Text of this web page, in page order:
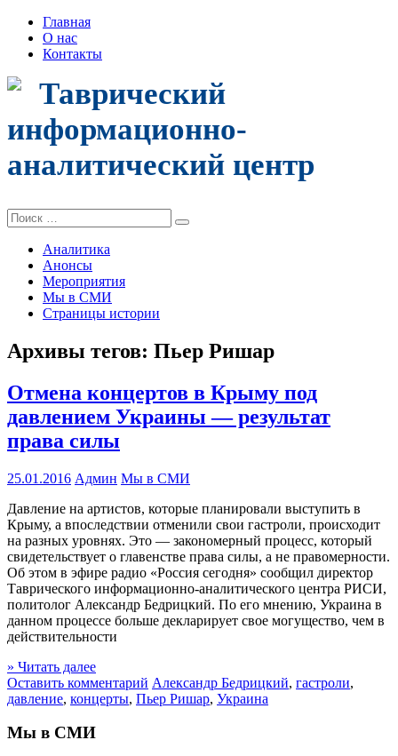
Главная
О нас
Контакты
Таврический
информационно-
аналитический центр
Поиск:
Аналитика
Анонсы
Мероприятия
Мы в СМИ
Страницы истории
Архивы тегов: Пьер Ришар
Отмена концертов в Крыму под
давлением Украины — результат
права силы
25.01.2016 Админ Мы в СМИ
Давление на артистов, которые планировали выступить в
Крыму, а впоследствии отменили свои гастроли, происходит
на разных уровнях. Это — закономерный процесс, который
свидетельствует о главенстве права силы, а не правомерности.
Об этом в эфире радио «Россия сегодня» сообщил директор
Таврического информационно-аналитического центра РИСИ,
политолог Александр Бедрицкий. По его мнению, Украина в
данном процессе больше декларирует свое могущество, чем в
действительности
» Читать далее
Оставить комментарий Александр Бедрицкий, гастроли,
давление, концерты, Пьер Ришар, Украина
Мы в СМИ